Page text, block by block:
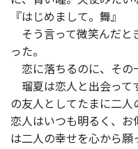
『はじめまして。舞』
そう言って微笑んだと
った。
恋に落ちるのに、その
瑠夏は恋人と出会って
の友人としてたまに二
恋人はいつも明るく、
は二人の幸せを心から願